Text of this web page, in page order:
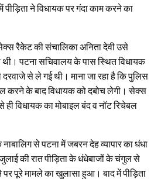
ने विधायक पर गंदा काम करने का
रैकेट की संचालिका अनिता देवी उसे
पटना सचिवालय के पास स्थित विधायक
से ले गई थी। माना जा रहा है कि पुलिस
करने के बाद विधायक को दबोच लेगी। सेक्स
विधायक का मोबाइल बंद व नॉट रिचेबल
से पटना में जबरन देह व्यापार का धंधा
की रात पीड़िता के धंधेबाजों के चंगुल से
पूरे मामले का खुलासा हुआ। बाद में पीड़िता